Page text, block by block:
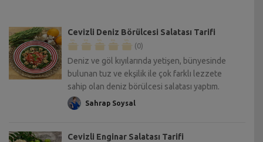
Cevizli Deniz Börülcesi Salatası Tarifi
(0)
Deniz ve göl kıyılarında yetişen, bünyesinde
bulunan tuz ve ekşilik ile çok farklı lezzete
sahip olan deniz börülcesi salatası yaptım.
Sahrap Soysal
Cevizli Enginar Salatası Tarifi